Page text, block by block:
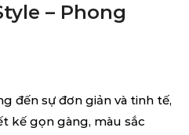
– Phong
đến sự đơn giản và tinh tế,
kế gọn gàng, màu sắc